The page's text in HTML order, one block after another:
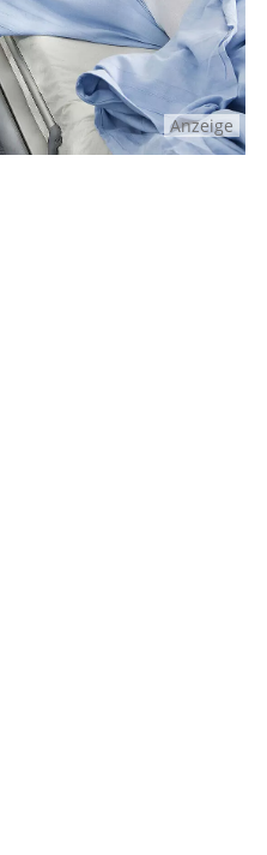
Anzeige